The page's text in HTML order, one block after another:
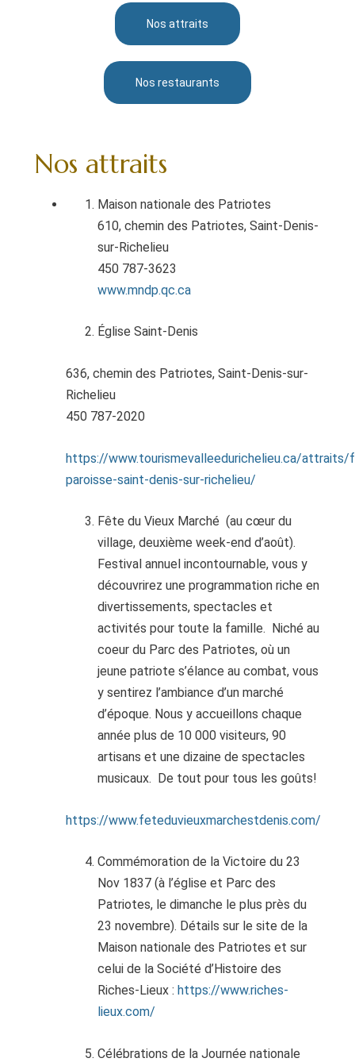
Nos attraits
Nos restaurants
Nos attraits
Maison nationale des Patriotes
610, chemin des Patriotes, Saint-Denis-
sur-Richelieu
450 787-3623
www.mndp.qc.ca
Église Saint-Denis
636, chemin des Patriotes, Saint-Denis-sur-
Richelieu
450 787-2020
https://www.tourismevalleedurichelieu.ca/attraits/
paroisse-saint-denis-sur-richelieu/
Fête du Vieux Marché (au cœur du
village, deuxième week-end d’août).
Festival annuel incontournable, vous y
découvrirez une programmation riche en
divertissements, spectacles et
activités pour toute la famille.
Niché au
coeur du Parc des Patriotes, où un
jeune patriote s’élance au combat, vous
y sentirez l’ambiance d’un marché
d’époque. Nous y accueillons chaque
année plus de 10 000 visiteurs, 90
artisans et une dizaine de spectacles
musicaux.
De tout pour tous les goûts!
https://www.feteduvieuxmarchestdenis.com/
Commémoration de la Victoire du 23
Nov 1837 (à l’église et Parc des
Patriotes, le dimanche le plus près du
23 novembre). Détails sur le site de la
Maison nationale des Patriotes et sur
celui de la Société d’Histoire des
Riches-Lieux : https://www.riches-
lieux.com/
Célébrations de la Journée nationale